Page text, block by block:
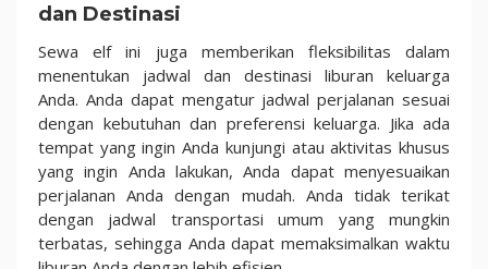
dan Destinasi
Sewa elf ini juga memberikan fleksibilitas dalam
menentukan jadwal dan destinasi liburan keluarga
Anda. Anda dapat mengatur jadwal perjalanan sesuai
dengan kebutuhan dan preferensi keluarga. Jika ada
tempat yang ingin Anda kunjungi atau aktivitas khusus
yang ingin Anda lakukan, Anda dapat menyesuaikan
perjalanan Anda dengan mudah. Anda tidak terikat
dengan jadwal transportasi umum yang mungkin
terbatas, sehingga Anda dapat memaksimalkan waktu